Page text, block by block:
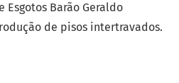
Esgotos Barão Geraldo
de pisos intertravados.